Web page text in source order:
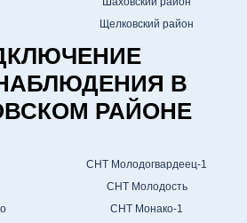
Щелковский район
В
РАЙОНЕ
СНТ Молодогвардеец-1
СНТ Молодость
СНТ Монако-1